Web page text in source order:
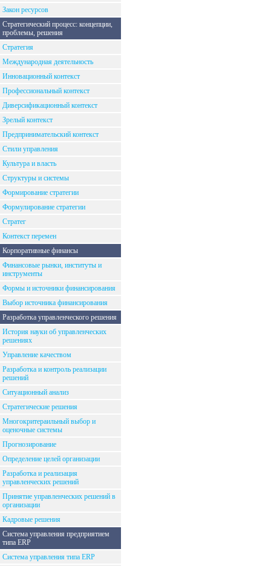
Закон ресурсов
Стратегический процесс: концепции,
проблемы, решения
Стратегия
Международная деятельность
Инновационный контекст
Профессиональный контекст
Диверсификационный контекст
Зрелый контекст
Предпринимательский контекст
Стили управления
Культура и власть
Структуры и системы
Формирование стратегии
Формулирование стратегии
Стратег
Контекст перемен
Корпоративные финансы
Финансовые рынки, институты и
инструменты
Формы и источники финансирования
Выбор источника финансирования
Разработка управленческого решения
История науки об управленческих
решениях
Управление качеством
Разработка и контроль реализации
решений
Ситуационный анализ
Стратегические решения
Многокритераильный выбор и
оценочные системы
Прогнозирование
Определение целей организации
Разработка и реализация
управленческих решений
Принятие управленческих решений в
организации
Кадровые решения
Система управления предприятием
типа ERP
Система управления типа ERP